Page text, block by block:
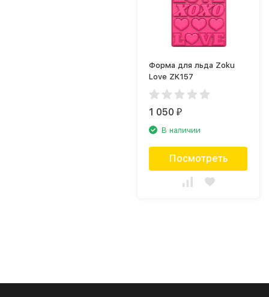
Форма для льда Zoku
Love ZK157
1 050₽
В наличии
Посмотреть